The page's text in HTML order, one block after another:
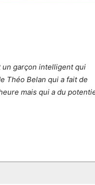
un garçon intelligent qui
Théo Belan qui a fait de
mais qui a du